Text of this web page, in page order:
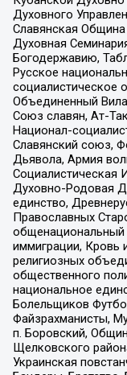
Духовного
Славянская
Духовная
Богодержавию,
Русское
социалистическое
Объединенный
Союз славян, Ат-
Национал-
Славянский союз,
Дьявола, Армия
Социалистическая
Духовно-Родовая
единство,
Православных
общенациональный
иммиграции, Кровь
религиозных
общественного
национальное
Болельщиков
Файзрахманисты,
п. Боровский,
Щелковского
Украинская